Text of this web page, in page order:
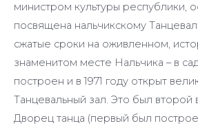
министром культуры республики,
посвящена нальчикскому
сжатые сроки на оживленном,
знаменитом месте Нальчика – в
построен и в 1971 году открыт
Танцевальный зал. Это был
Дворец танца (первый был